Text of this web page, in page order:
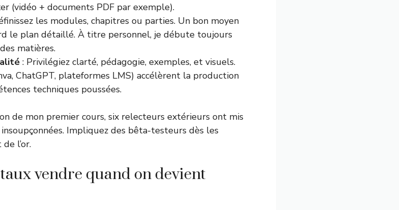
(vidéo + documents PDF par exemple).
les modules, chapitres ou parties. Un bon moyen
le plan détaillé. À titre personnel, je débute toujours
matières.
: Privilégiez clarté, pédagogie, exemples, et visuels.
ChatGPT, plateformes LMS) accélèrent la production
techniques poussées.
de mon premier cours, six relecteurs extérieurs ont mis
Impliquez des bêta-testeurs dès les
l’or.
vendre quand on devient